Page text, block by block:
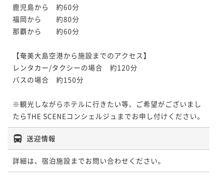
鹿児島から　約60分
福岡から　　約80分
那覇から　　約60分
【奄美大島空港から施設までのアクセス】
レンタカー/タクシーの場合　約120分
バスの場合　約150分
※観光しながらホテルに行きたい等、ご希望がございまし
たらTHE SCENEコンシェルジュまでお申し付けください。
送迎情報
詳細は、宿泊施設までお問い合わせください。